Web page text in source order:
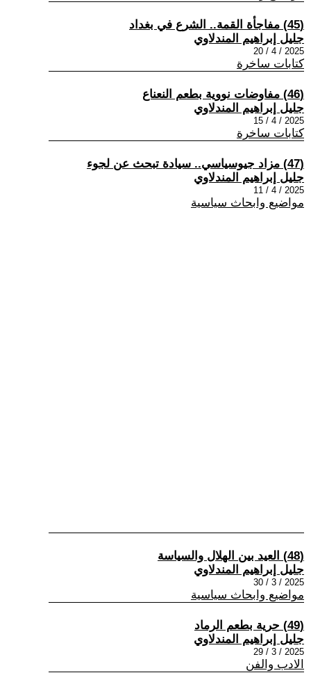
(45) مفاجأة القمة.. الشرع في بغداد
جليل إبراهيم المندلاوي
2025 / 4 / 20
كتابات ساخرة
(46) مفاوضات نووية بطعم النعناع
جليل إبراهيم المندلاوي
2025 / 4 / 15
كتابات ساخرة
(47) مزاد جيوسياسي.. سيادة تبحث عن لجوء
جليل إبراهيم المندلاوي
2025 / 4 / 11
مواضيع وابحاث سياسية
(48) العيد بين الهلال والسياسة
جليل إبراهيم المندلاوي
2025 / 3 / 30
مواضيع وابحاث سياسية
(49) حرية بطعم الرماد
جليل إبراهيم المندلاوي
2025 / 3 / 29
الادب والفن